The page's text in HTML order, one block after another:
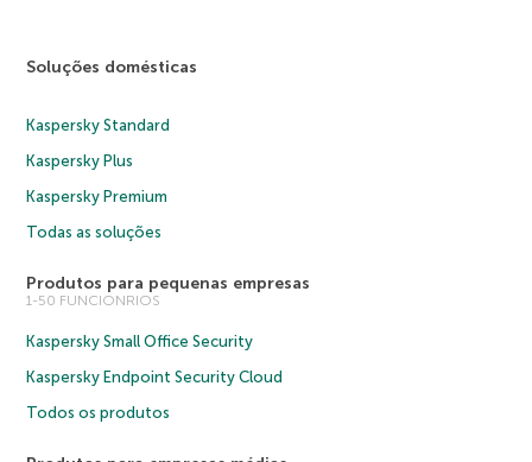
Soluções domésticas
Kaspersky Standard
Kaspersky Plus
Kaspersky Premium
Todas as soluções
Produtos para pequenas empresas
1-50 FUNCIONRIOS
Kaspersky Small Office Security
Kaspersky Endpoint Security Cloud
Todos os produtos